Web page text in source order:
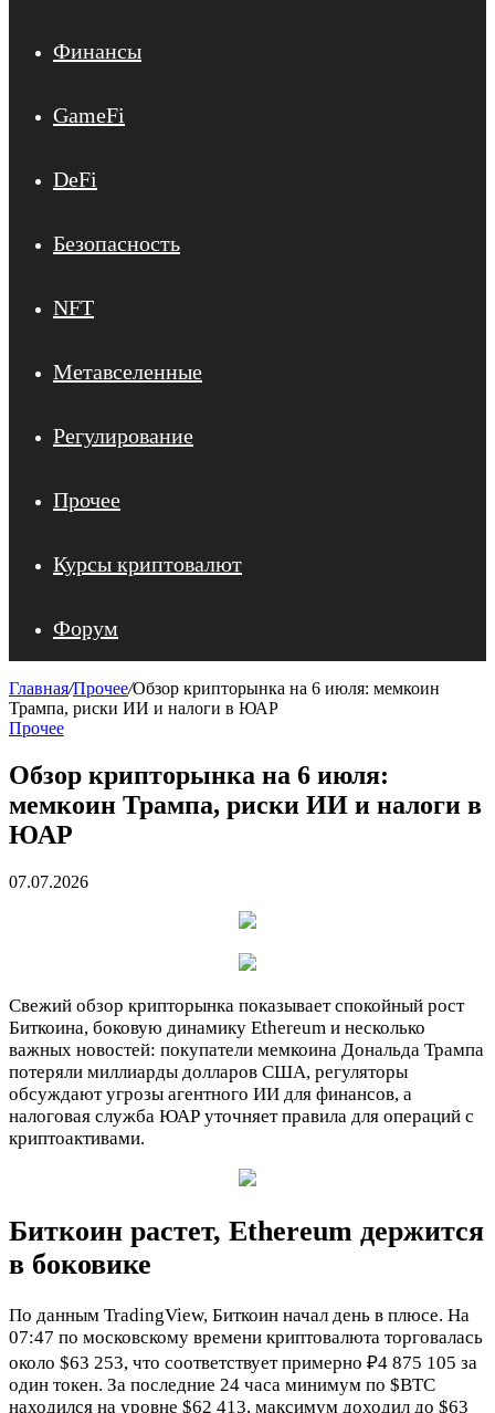
Финансы
GameFi
DeFi
Безопасность
NFT
Метавселенные
Регулирование
Прочее
Курсы криптовалют
Форум
Главная/Прочее/Обзор крипторынка на 6 июля: мемкоин
Трампа, риски ИИ и налоги в ЮАР
Прочее
Обзор крипторынка на 6 июля:
мемкоин Трампа, риски ИИ и налоги в
ЮАР
07.07.2026
Свежий обзор крипторынка показывает спокойный рост
Биткоина, боковую динамику Ethereum и несколько
важных новостей: покупатели мемкоина Дональда Трампа
потеряли миллиарды долларов США, регуляторы
обсуждают угрозы агентного ИИ для финансов, а
налоговая служба ЮАР уточняет правила для операций с
криптоактивами.
Биткоин растет, Ethereum держится
в боковике
По данным TradingView, Биткоин начал день в плюсе. На
07:47 по московскому времени криптовалюта торговалась
около $63 253, что соответствует примерно ₽4 875 105 за
один токен. За последние 24 часа минимум по $BTC
находился на уровне $62 413, максимум доходил до $63